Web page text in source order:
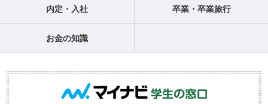
内定・入社 卒業・卒業旅行
お金の知識